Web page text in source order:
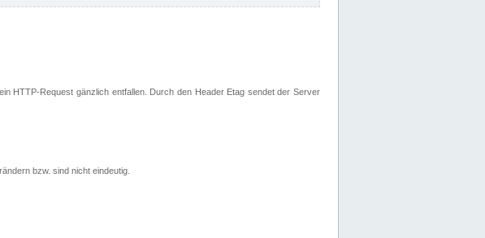
HTTP-Request gänzlich entfallen. Durch den Header Etag sendet der Server
bzw. sind nicht eindeutig.